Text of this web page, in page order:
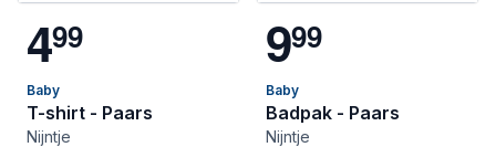
499
Baby
T-shirt - Paars
Nijntje
999
Baby
Badpak - Paars
Nijntje